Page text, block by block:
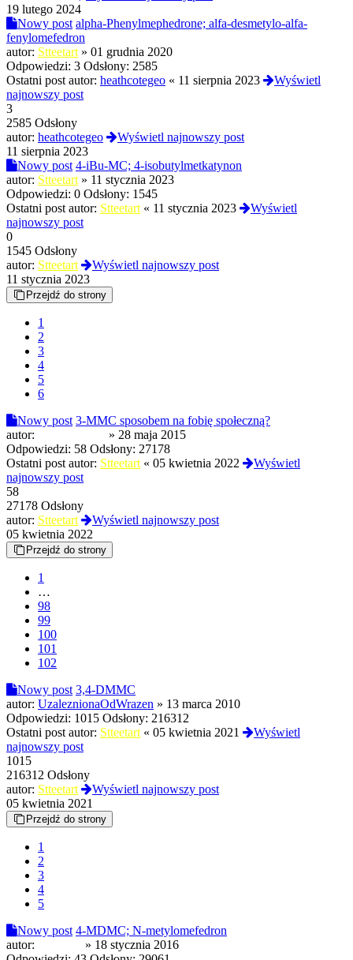
19 lutego 2024
Nowy post alpha-Phenylmephedrone; alfa-desmetylo-alfa-
fenylomefedron
autor: Stteetart » 01 grudnia 2020
Odpowiedzi: 3 Odsłony: 2585
Ostatni post autor: heathcotegeo « 11 sierpnia 2023
Wyświetl
najnowszy post
3
2585 Odsłony
autor: heathcotegeo
Wyświetl najnowszy post
11 sierpnia 2023
Nowy post 4-iBu-MC; 4-isobutylmetkatynon
autor: Stteetart » 11 stycznia 2023
Odpowiedzi: 0 Odsłony: 1545
Ostatni post autor: Stteetart « 11 stycznia 2023
Wyświetl
najnowszy post
0
1545 Odsłony
autor: Stteetart
Wyświetl najnowszy post
11 stycznia 2023
Przejdź do strony
1
2
3
4
5
6
Nowy post 3-MMC sposobem na fobię społeczną?
autor:
» 28 maja 2015
Odpowiedzi: 58 Odsłony: 27178
Ostatni post autor: Stteetart « 05 kwietnia 2022
Wyświetl
najnowszy post
58
27178 Odsłony
autor: Stteetart
Wyświetl najnowszy post
05 kwietnia 2022
Przejdź do strony
1
…
98
99
100
101
102
Nowy post 3,4-DMMC
autor: UzaleznionaOdWrazen » 13 marca 2010
Odpowiedzi: 1015 Odsłony: 216312
Ostatni post autor: Stteetart « 05 kwietnia 2021
Wyświetl
najnowszy post
1015
216312 Odsłony
autor: Stteetart
Wyświetl najnowszy post
05 kwietnia 2021
Przejdź do strony
1
2
3
4
5
Nowy post 4-MDMC; N-metylomefedron
autor:
» 18 stycznia 2016